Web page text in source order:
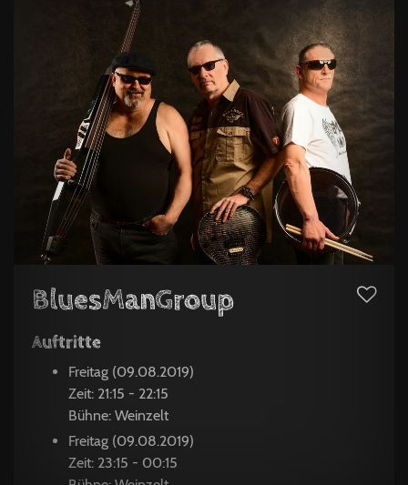
BluesManGroup
Auftritte
Freitag (09.08.2019)
Zeit: 21:15 - 22:15
Bühne: Weinzelt
Freitag (09.08.2019)
Zeit: 23:15 - 00:15